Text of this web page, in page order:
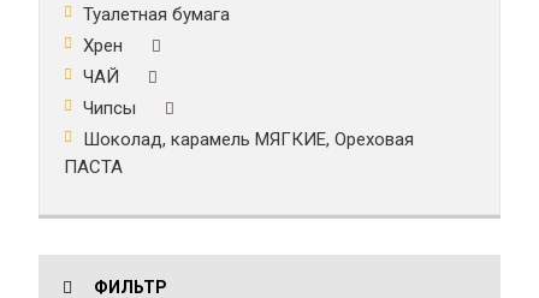
Туалетная бумага
Хрен
ЧАЙ
Чипсы
Шоколад, карамель МЯГКИЕ, Ореховая
ПАСТА
ФИЛЬТР